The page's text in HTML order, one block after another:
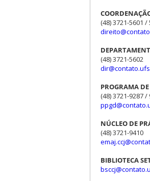
(48) 3721-5601 /
(48) 3721-5602
PROGRAMA
(48) 3721-9287 /
NÚCLEO DE
(48) 3721-9410
BIBLIOTECA